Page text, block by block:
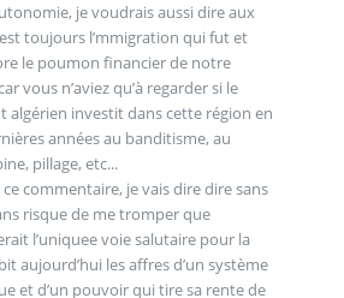
je voudrais aussi dire aux
toujours l’mmigration qui fut et
le poumon financier de notre
vous n’aviez qu’à regarder si le
algérien investit dans cette région en
années au banditisme, au
pillage, etc...
commentaire, je vais dire dire sans
risque de me tromper que
l’uniquee voie salutaire pour la
aujourd’hui les affres d’un système
et d’un pouvoir qui tire sa rente de